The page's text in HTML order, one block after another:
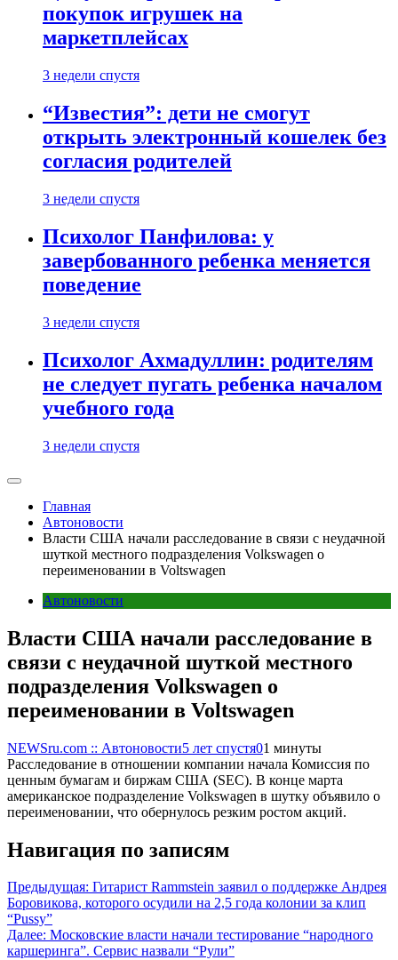
покупок игрушек на
маркетплейсах
3 недели спустя
“Известия”: дети не смогут
открыть электронный кошелек без
согласия родителей
3 недели спустя
Психолог Панфилова: у
завербованного ребенка меняется
поведение
3 недели спустя
Психолог Ахмадуллин: родителям
не следует пугать ребенка началом
учебного года
3 недели спустя
Главная
Автоновости
Власти США начали расследование в связи с неудачной
шуткой местного подразделения Volkswagen о
переименовании в Voltswagen
Автоновости
Власти США начали расследование в
связи с неудачной шуткой местного
подразделения Volkswagen о
переименовании в Voltswagen
NEWSru.com :: Автоновости5 лет спустя01 минуты
Расследование в отношении компании начала Комиссия по
ценным бумагам и биржам США (SEC). В конце марта
американское подразделение Volkswagen в шутку объявило о
переименовании, что обернулось резким ростом акций.
Навигация по записям
Предыдущая: Гитарист Rammstein заявил о поддержке Андрея
Боровикова, которого осудили на 2,5 года колонии за клип
“Pussy”
Далее: Московские власти начали тестирование “народного
каршеринга”. Сервис назвали “Рули”